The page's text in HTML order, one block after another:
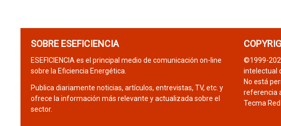
SOBRE ESEFICIENCIA
ESEFICIENCIA es el principal medio de comunicación on-line
sobre la Eficiencia Energética.
Publica diariamente noticias, artículos, entrevistas, TV, etc. y
ofrece la información más relevante y actualizada sobre el
sector.
©1999-
intelectual
No está
referencia
Tecma Red